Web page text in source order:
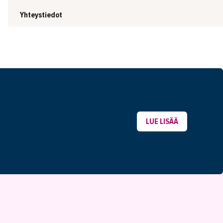
Yhteystiedot
LUE LISÄÄ